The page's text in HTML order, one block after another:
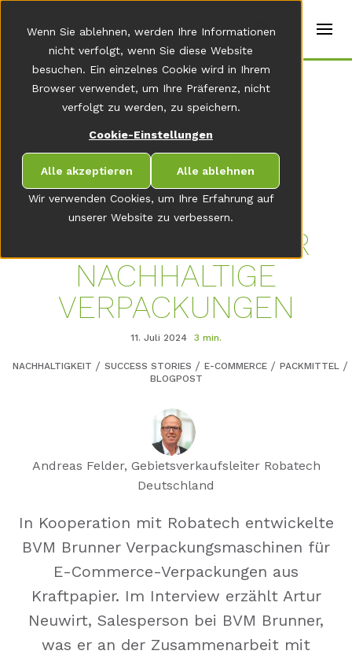
Wir verwenden Cookies, um Ihre Erfahrung auf
unserer Website zu verbessern.
Wenn Sie ablehnen, werden Ihre Informationen
nicht verfolgt, wenn Sie diese Website
besuchen. Ein einzelnes Cookie wird in Ihrem
Browser verwendet, um Ihre Präferenz, nicht
verfolgt zu werden, zu speichern.
Cookie-Einstellungen
Alle akzeptieren Alle ablehnen
t
r
s
E
n
g
de
Home
ZUR NEWSROOM-ÜBERSICHT
KOOPERATION FÜR
NACHHALTIGE
VERPACKUNGEN
11. Juli 2024 3 min.
NACHHALTIGKEIT SUCCESS STORIES E-COMMERCE
PACKMITTEL
BLOGPOST
Andreas Felder, Gebietsverkaufsleiter Robatech
Deutschland
In Kooperation mit Robatech entwickelte
BVM Brunner Verpackungsmaschinen für
E-Commerce-Verpackungen aus
Kraftpapier. Im Interview erzählt Artur
Neuwirt, Salesperson bei BVM Brunner,
was er an der Zusammenarbeit mit